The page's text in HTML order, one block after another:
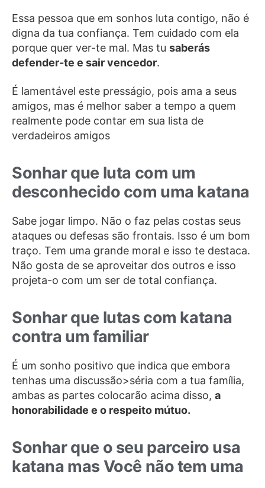
Essa pessoa que em sonhos luta contigo, não é
digna da tua confiança. Tem cuidado com ela
porque quer ver-te mal. Mas tu saberás
defender-te e sair vencedor.
É lamentável este presságio, pois ama a seus
amigos, mas é melhor saber a tempo a quem
realmente pode contar em sua lista de
verdadeiros amigos
Sonhar que luta com um
desconhecido com uma katana
Sabe jogar limpo. Não o faz pelas costas seus
ataques ou defesas são frontais. Isso é um bom
traço. Tem uma grande moral e isso te destaca.
Não gosta de se aproveitar dos outros e isso
projeta-o com um ser de total confiança.
Sonhar que lutas com katana
contra um familiar
É um sonho positivo que indica que embora
tenhas uma discussão>séria com a tua família,
ambas as partes colocarão acima disso, a
honorabilidade e o respeito mútuo.
Sonhar que o seu parceiro usa
katana mas Você não tem uma